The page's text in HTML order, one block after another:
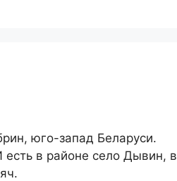
юго-запад Беларуси.
есть в районе село Дывин, в